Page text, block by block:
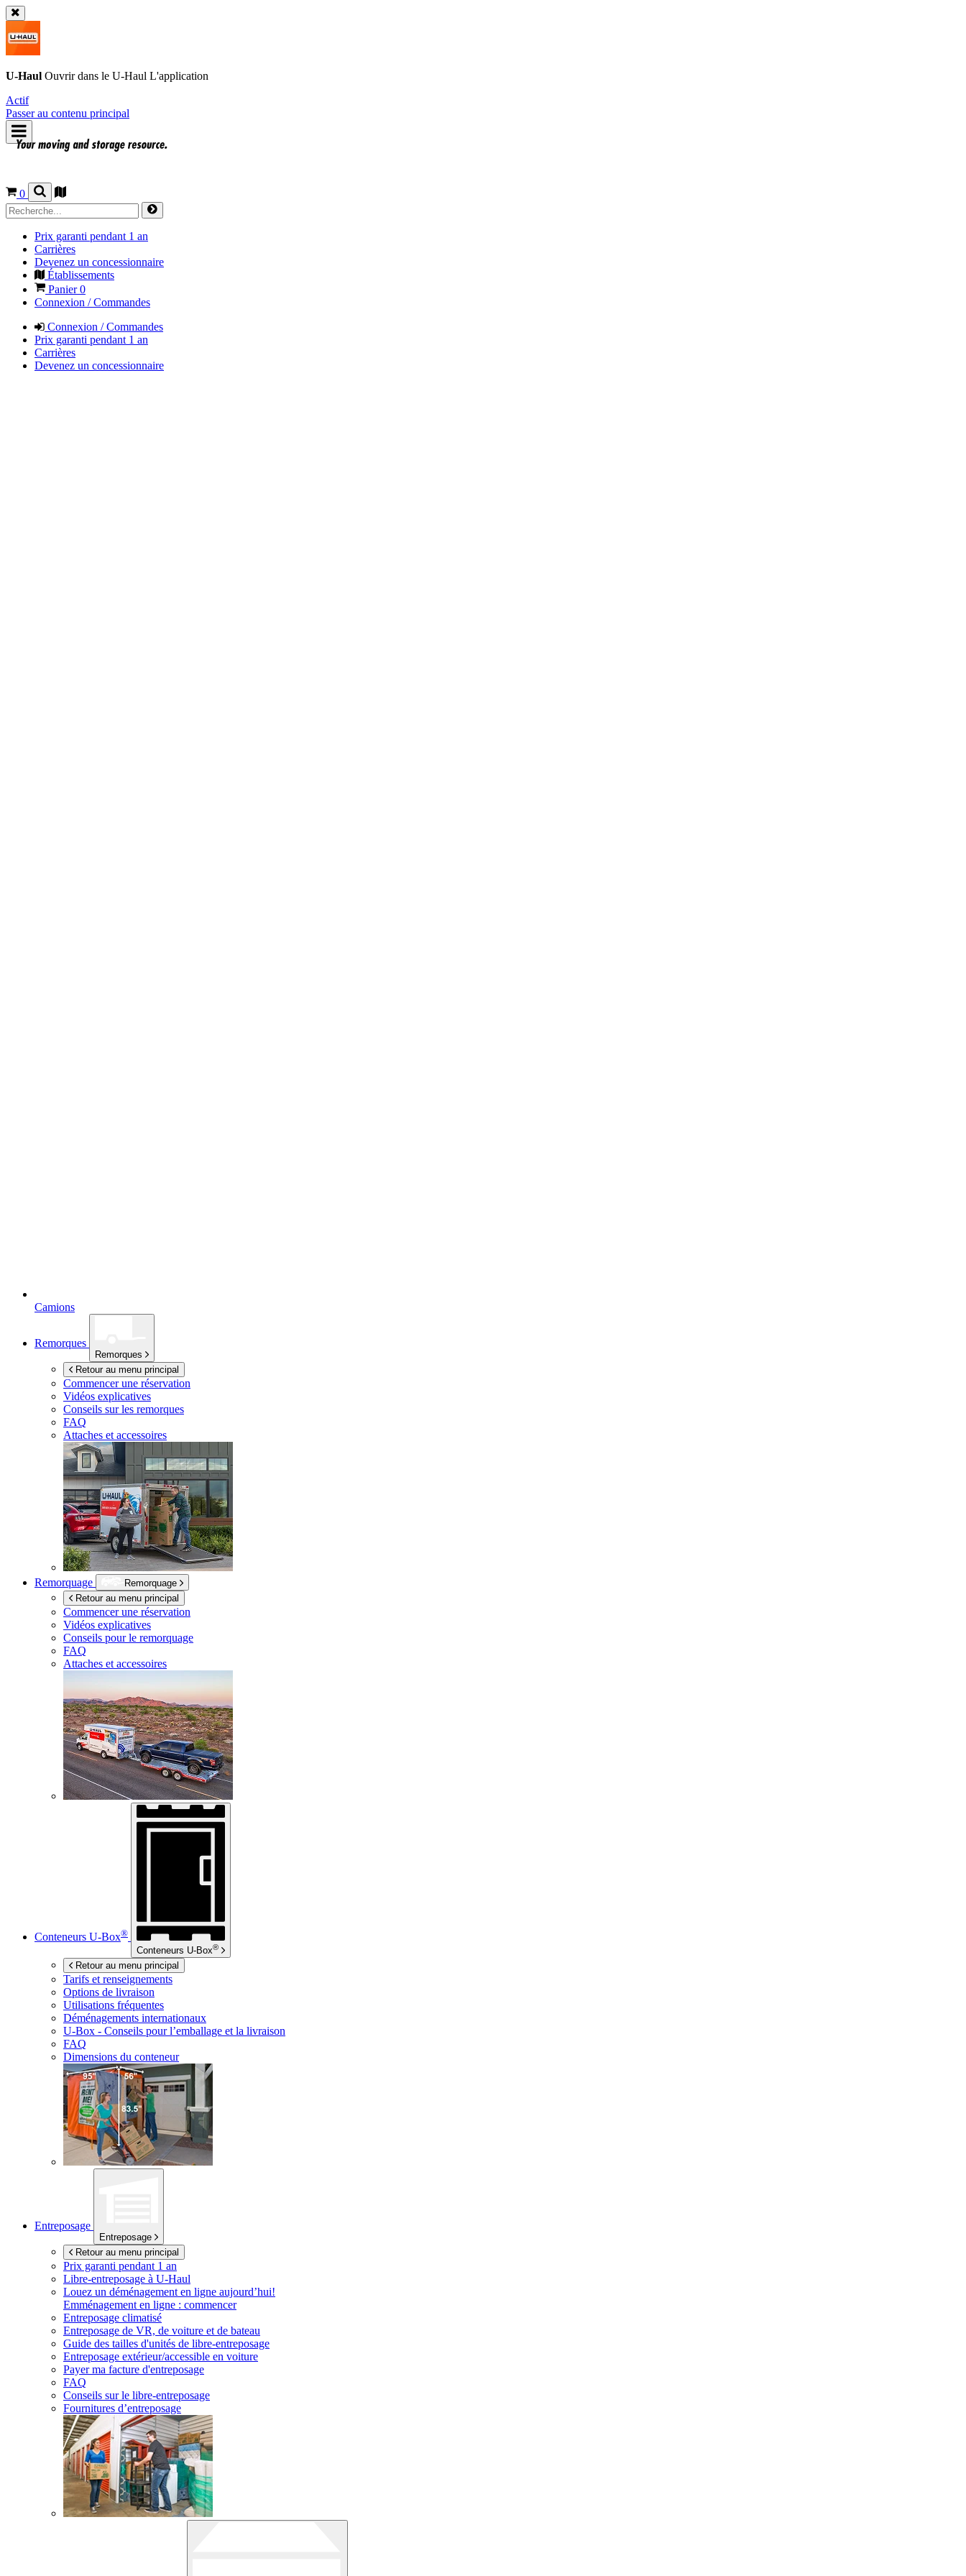
U-Haul Ouvrir dans le U-Haul L'application
Actif
Passer au contenu principal
0
Prix garanti pendant 1 an
Carrières
Devenez un concessionnaire
Établissements
Panier0
Connexion / Commandes
Connexion / Commandes
Prix garanti pendant 1 an
Carrières
Devenez un concessionnaire
Camions
Remorques
Remorques
Retour au menu principal
Commencer une réservation
Vidéos explicatives
Conseils sur les remorques
FAQ
Attaches et accessoires
Remorquage
Remorquage
Retour au menu principal
Commencer une réservation
Vidéos explicatives
Conseils pour le remorquage
FAQ
Attaches et accessoires
Conteneurs U-Box®
Conteneurs U-Box®
Retour au menu principal
Tarifs et renseignements
Options de livraison
Utilisations fréquentes
Déménagements internationaux
U-Box - Conseils pour l’emballage et la livraison
FAQ
Dimensions du conteneur
Entreposage
Entreposage
Retour au menu principal
Prix garanti pendant 1 an
Libre-entreposage à U-Haul
Louez un déménagement en ligne aujourd’hui!
Emménagement en ligne : commencer
Entreposage climatisé
Entreposage de VR, de voiture et de bateau
Guide des tailles d'unités de libre-entreposage
Entreposage extérieur/accessible en voiture
Payer ma facture d'entreposage
FAQ
Conseils sur le libre-entreposage
Fournitures d’entreposage